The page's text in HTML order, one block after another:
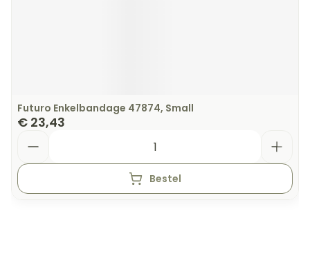
Futuro Enkelbandage 47874, Small
€ 23,43
Bestel